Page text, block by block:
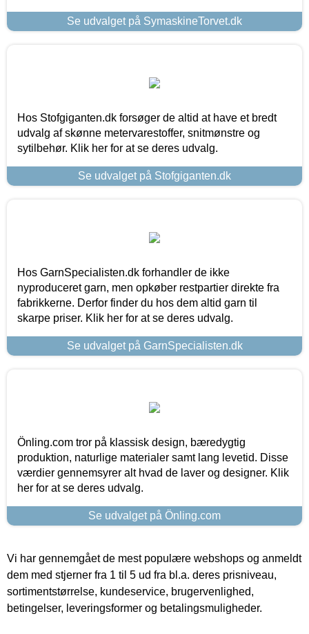
Se udvalget på SymaskineTorvet.dk
Hos Stofgiganten.dk forsøger de altid at have et bredt
udvalg af skønne metervarestoffer, snitmønstre og
sytilbehør. Klik her for at se deres udvalg.
Se udvalget på Stofgiganten.dk
Hos GarnSpecialisten.dk forhandler de ikke
nyproduceret garn, men opkøber restpartier direkte fra
fabrikkerne. Derfor finder du hos dem altid garn til
skarpe priser. Klik her for at se deres udvalg.
Se udvalget på GarnSpecialisten.dk
Önling.com tror på klassisk design, bæredygtig
produktion, naturlige materialer samt lang levetid. Disse
værdier gennemsyrer alt hvad de laver og designer. Klik
her for at se deres udvalg.
Se udvalget på Önling.com
Vi har gennemgået de mest populære webshops og anmeldt
dem med stjerner fra 1 til 5 ud fra bl.a. deres prisniveau,
sortimentstørrelse, kundeservice, brugervenlighed,
betingelser, leveringsformer og betalingsmuligheder.